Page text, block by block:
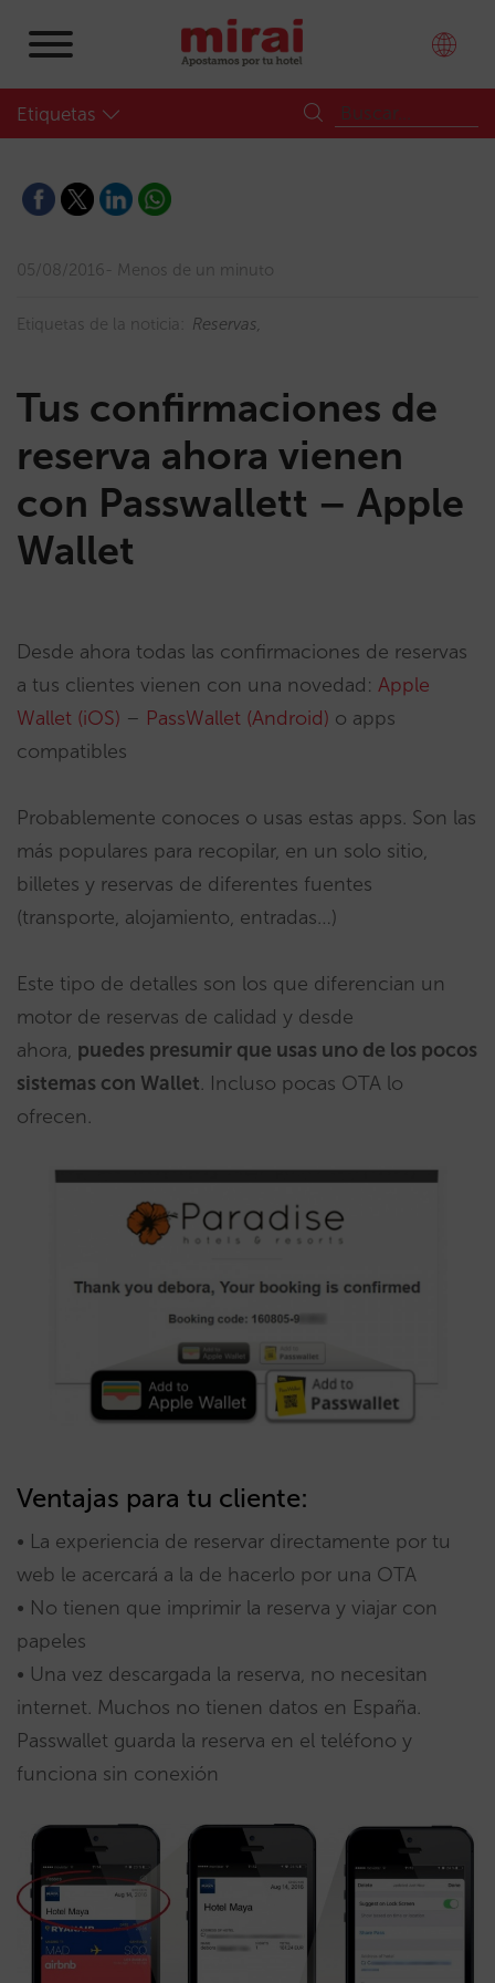
Etiquetas
05/08/2016 Menos de un minuto
Etiquetas de la noticia: Reservas
Tus confirmaciones de
reserva ahora vienen
con Passwallett – Apple
Wallet
Desde ahora todas las confirmaciones de reservas
a tus clientes vienen con una novedad: Apple
Wallet (iOS) – PassWallet (Android) o apps
compatibles
Probablemente conoces o usas estas apps. Son las
más populares para recopilar, en un solo sitio,
billetes y reservas de diferentes fuentes
(transporte, alojamiento, entradas…)
Este tipo de detalles son los que diferencian un
motor de reservas de calidad y desde
ahora, puedes presumir que usas uno de los pocos
sistemas con Wallet. Incluso pocas OTA lo
ofrecen.
Ventajas para tu cliente:
• La experiencia de reservar directamente por tu
web le acercará a la de hacerlo por una OTA
• No tienen que imprimir la reserva y viajar con
papeles
• Una vez descargada la reserva, no necesitan
internet. Muchos no tienen datos en España.
Passwallet guarda la reserva en el teléfono y
funciona sin conexión